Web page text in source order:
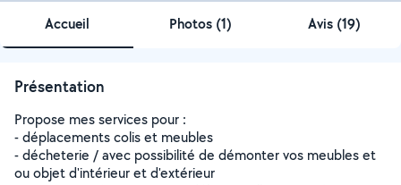
Accueil Photos (1) Avis (19)
Présentation
Propose mes services pour :
- déplacements colis et meubles
- décheterie / avec possibilité de démonter vos meubles et
ou objet d'intérieur et d'extérieur